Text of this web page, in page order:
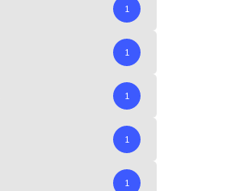
1
1
1
1
1